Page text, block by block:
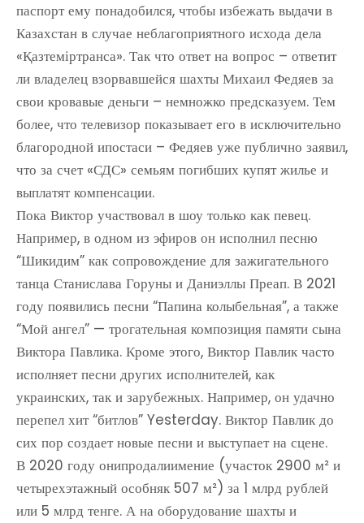
паспорт ему понадобился, чтобы избежать выдачи в
Казахстан в случае неблагоприятного исхода дела
«Қазтеміртранса». Так что ответ на вопрос – ответит
ли владелец взорвавшейся шахты Михаил Федяев за
свои кровавые деньги – немножко предсказуем. Тем
более, что телевизор показывает его в исключительно
благородной ипостаси – Федяев уже публично заявил,
что за счет «СДС» семьям погибших купят жилье и
выплатят компенсации.
Пока Виктор участвовал в шоу только как певец.
Например, в одном из эфиров он исполнил песню
“Шикидим” как сопровождение для зажигательного
танца Станислава Горуны и Даниэллы Преап. В 2021
году появились песни “Папина колыбельная”, а также
“Мой ангел” — трогательная композиция памяти сына
Виктора Павлика. Кроме этого, Виктор Павлик часто
исполняет песни других исполнителей, как
украинских, так и зарубежных. Например, он удачно
перепел хит “битлов” Yesterday. Виктор Павлик до
сих пор создает новые песни и выступает на сцене.
В 2020 году онипродалиимение (участок 2900 м² и
четырехэтажный особняк 507 м²) за 1 млрд рублей
или 5 млрд тенге. А на оборудование шахты и